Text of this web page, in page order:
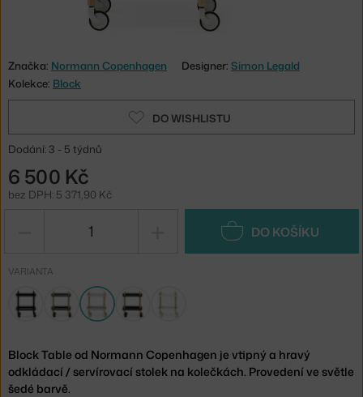
Značka: Normann Copenhagen Designer: Simon Legald
Kolekce: Block
DO WISHLISTU
Dodání: 3 - 5 týdnů
6 500 Kč
bez DPH: 5 371,90 Kč
DO KOŠÍKU
VARIANTA
Block Table od Normann Copenhagen je vtipný a hravý
odkládací / servírovací stolek na kolečkách. Provedení ve světle
šedé barvě.